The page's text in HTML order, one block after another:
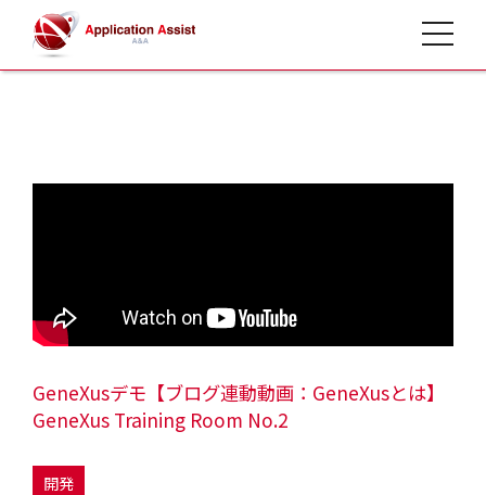
toggle
HOME>開発動画>
GeneXusデモ【ブログ連動動画：GeneXusとは】
GeneXus Training Room No.2
開発